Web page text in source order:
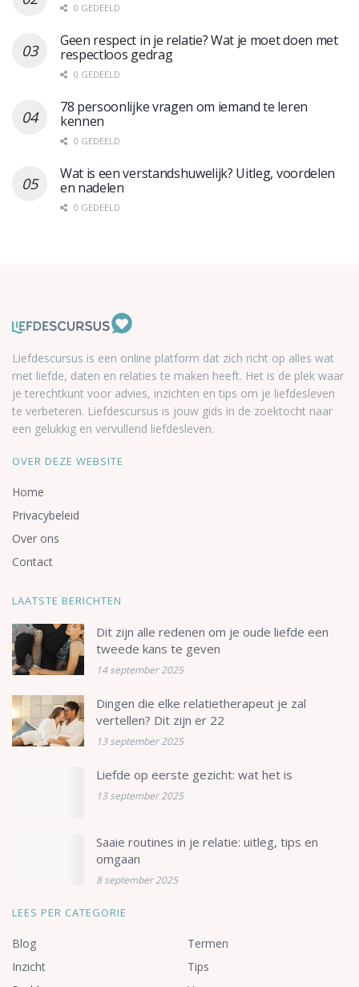
0 GEDEELD
Geen respect in je relatie? Wat je moet doen met
respectloos gedrag
0 GEDEELD
78 persoonlijke vragen om iemand te leren
kennen
0 GEDEELD
Wat is een verstandshuwelijk? Uitleg, voordelen
en nadelen
0 GEDEELD
Liefdescursus is een online platform dat zich richt op alles wat
met liefde, daten en relaties te maken heeft. Het is de plek waar
je terechtkunt voor advies, inzichten en tips om je liefdesleven
te verbeteren. Liefdescursus is jouw gids in de zoektocht naar
een gelukkig en vervullend liefdesleven.
OVER DEZE WEBSITE
Home
Privacybeleid
Over ons
Contact
LAATSTE BERICHTEN
Dit zijn alle redenen om je oude liefde een
tweede kans te geven
14 september 2025
Dingen die elke relatietherapeut je zal
vertellen? Dit zijn er 22
13 september 2025
Liefde op eerste gezicht: wat het is
13 september 2025
Saaie routines in je relatie: uitleg, tips en
omgaan
8 september 2025
LEES PER CATEGORIE
Blog
Inzicht
Termen
Tips